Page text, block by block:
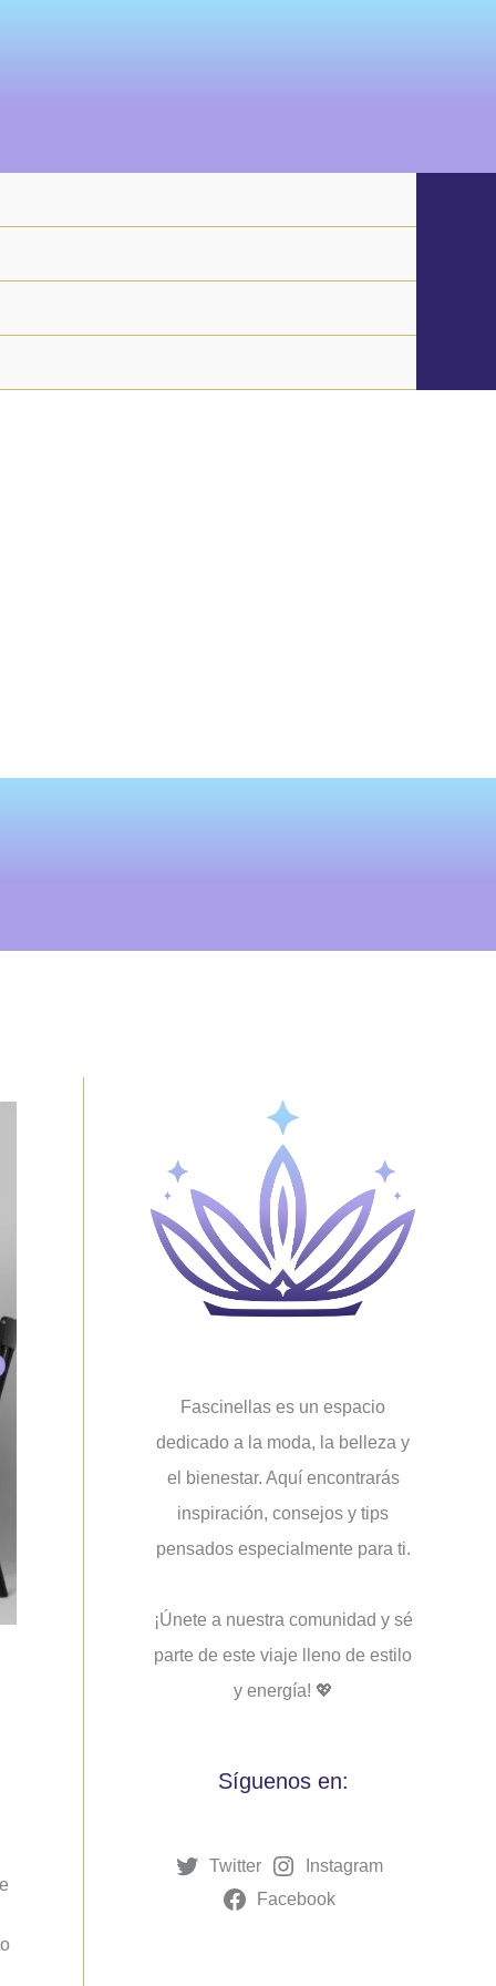
Fascinellas es un espacio
dedicado a la moda, la belleza y
el bienestar. Aquí encontrarás
inspiración, consejos y tips
pensados ​​especialmente para ti.
¡Únete a nuestra comunidad y sé
parte de este viaje lleno de estilo
y energía! 💖
Síguenos en:
Twitter
Instagram
Facebook